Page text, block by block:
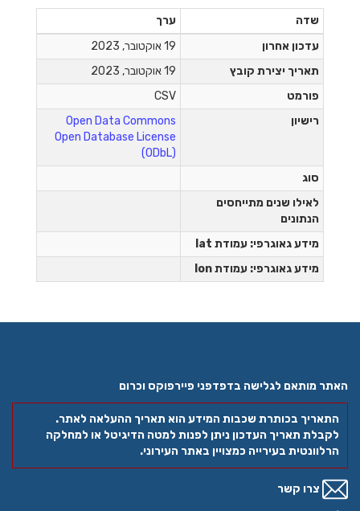
שדה
ערך
עדכון אחרון
19 אוקטובר, 2023
תאריך יצירת קובץ
19 אוקטובר, 2023
פורמט
CSV
רישיון
Open Data Commons
Open Database License
(ODbL)
סוג
לאילו שנים מתייחסים
הנתונים
מידע גאוגרפי: עמודת lat
מידע גאוגרפי: עמודת lon
האתר מותאם לגלישה בדפדפני פיירפוקס וכרום
התאריך בכותרת שכבות המידע הוא תאריך ההעלאה לאתר.
לקבלת תאריך העדכון ניתן לפנות למטה הדיגיטל או למחלקה
הרלוונטית בעירייה כמצויין באתר העירוני.
צרו קשר